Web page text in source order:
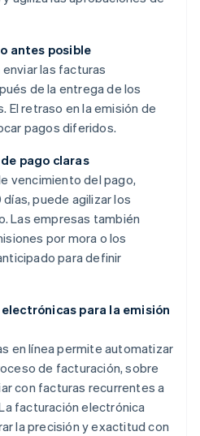
antes posible
las facturas
de la entrega de los
El retraso en la emisión de
pagos diferidos.
pago claras
vencimiento del pago,
puede agilizar los
Las empresas también
por mora o los
para definir
para la emisión
en línea permite automatizar
de facturación, sobre
con facturas recurrentes a
facturación electrónica
la precisión y exactitud con